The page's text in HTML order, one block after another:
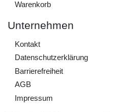
Warenkorb
Unternehmen
Kontakt
Daten­schutz­erklärung
Barrierefreiheit
AGB
Impressum